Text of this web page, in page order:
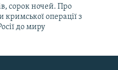
сорок ночей. Про
кримської операції з
до миру